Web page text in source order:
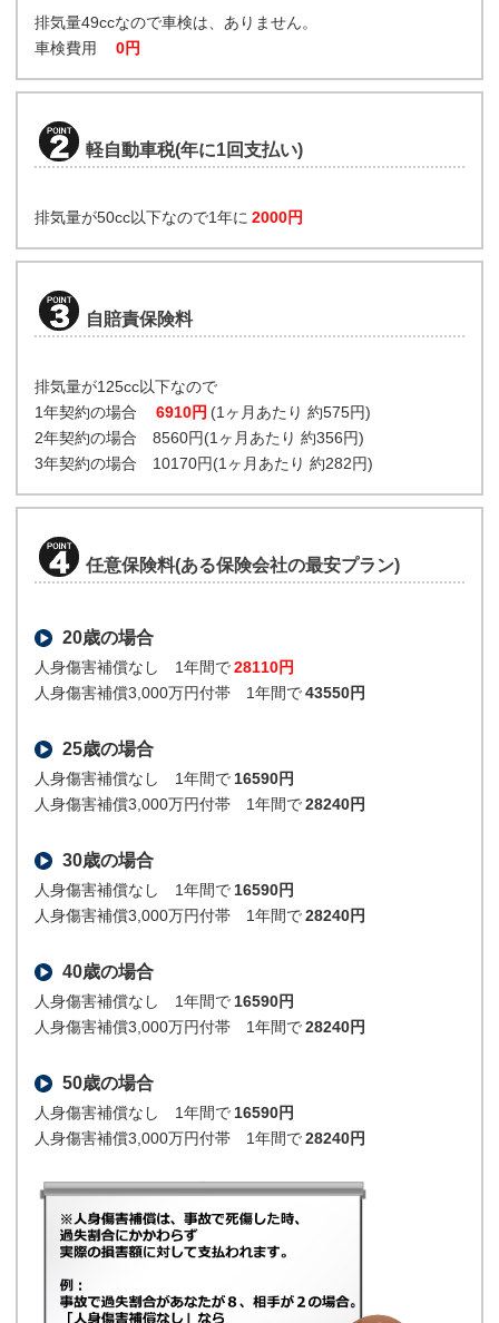
排気量49ccなので車検は、ありません。
車検費用
0円
軽自動車税(年に1回支払い)
排気量が50cc以下なので1年に 2000円
自賠責保険料
排気量が125cc以下なので
1年契約の場合
6910円 (1ヶ月あたり 約575円)
2年契約の場合 8560円(1ヶ月あたり 約356円)
3年契約の場合 10170円(1ヶ月あたり 約282円)
任意保険料(ある保険会社の最安プラン)
20歳の場合
人身傷害補償なし 1年間で28110円
人身傷害補償3,000万円付帯 1年間で43550円
25歳の場合
人身傷害補償なし 1年間で 16590円
人身傷害補償3,000万円付帯 1年間で28240円
30歳の場合
人身傷害補償なし 1年間で 16590円
人身傷害補償3,000万円付帯 1年間で28240円
40歳の場合
人身傷害補償なし 1年間で 16590円
人身傷害補償3,000万円付帯 1年間で28240円
50歳の場合
人身傷害補償なし 1年間で 16590円
人身傷害補償3,000万円付帯 1年間で28240円